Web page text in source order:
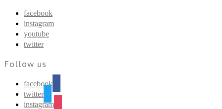
facebook
instagram
youtube
twitter
Follow us
facebook
twitter
instagram